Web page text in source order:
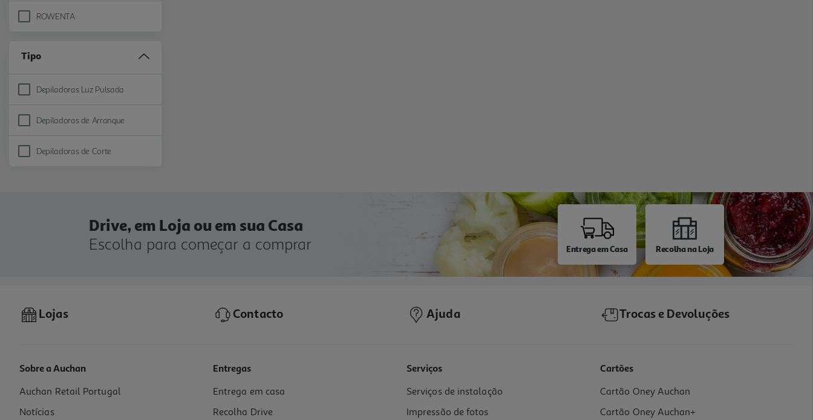
ROWENTA
Refine by Marca: ROWENTA
Tipo
Depiladoras Luz Pulsada
Refine by Tipo: Depiladoras Luz Pulsada
Depiladoras de Arranque
Refine by Tipo: Depiladoras de Arranque
Depiladoras de Corte
Refine by Tipo: Depiladoras de Corte
Drive, em Loja ou em sua Casa
Escolha para começar a comprar
Entrega em Casa Recolha na Loja
Lojas Contacto Ajuda Trocas e Devoluções
Sobre a Auchan
Auchan Retail Portugal
Notícias
Entregas
Entrega em casa
Recolha Drive
Serviços
Serviços de instalação
Impressão de fotos
Cartões
Cartão Oney Auchan
Cartão Oney Auchan+